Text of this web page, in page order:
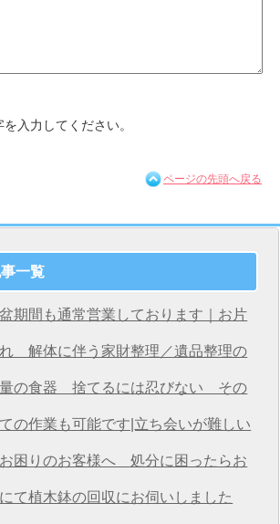
入力してください。
ページの先頭へ戻る
一覧
盆期間も通常営業しております｜お片
収は桜サービス市川店へ
解体に伴う家財整理／遺品整理の
店
量の食器 捨てるには忍びない その
げる
の作業も可能です|立ち会いが難しい
整理
困りのお客様へ 処分に困ったらお
て植木鉢の回収にお伺いしました